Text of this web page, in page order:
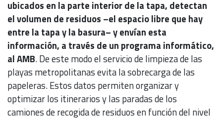
ubicados en la parte interior de la tapa, detectan
el volumen de residuos –el espacio libre que hay
entre la tapa y la basura– y envían esta
información, a través de un programa informático,
al AMB. De este modo el servicio de limpieza de las
playas metropolitanas evita la sobrecarga de las
papeleras. Estos datos permiten organizar y
optimizar los itinerarios y las paradas de los
camiones de recogida de residuos en función del nivel